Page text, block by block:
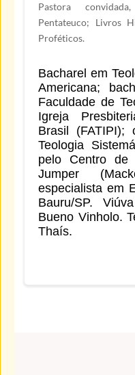
Pastora
Pentateuco; Livros
Proféticos.
Bacharel em
Americana;
Faculdade de
Igreja
Brasil (FATIPI);
Teologia
pelo Centro de
Jumper
especialista em
Bauru/SP.
Bueno Vinholo.
Thaís.